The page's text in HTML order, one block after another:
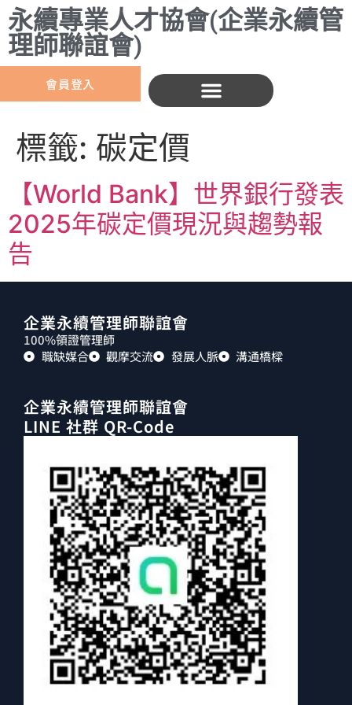
永續專業人才協會(企業永續管
理師聯誼會)
會員登入
標籤: 碳定價
【World Bank】世界銀行發表
2025年碳定價現況與趨勢報
告
企業永續管理師聯誼會
100%領證管理師
職缺媒合
觀摩交流 發展人脈 溝通橋樑
企業永續管理師聯誼會
LINE 社群 QR-Code